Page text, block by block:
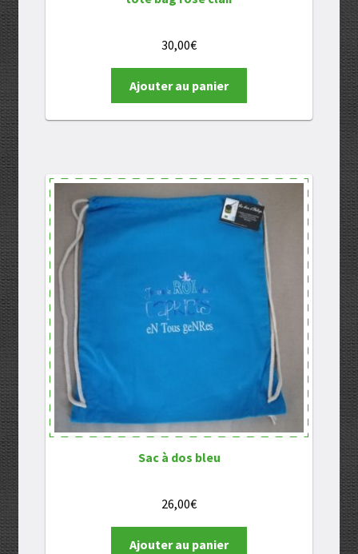
30,00€
Ajouter au panier
Sac à dos bleu
26,00€
Ajouter au panier